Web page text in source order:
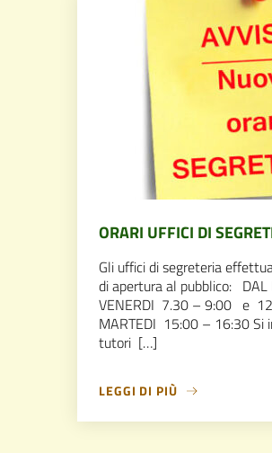
ORARI UFFICI DI
Gli uffici di segreteria
di apertura al pubblico: DAL
VENERDI 7.30 – 9:00 e
MARTEDI 15:00 – 16:30 Si
tutori […]
LEGGI DI PIÙ